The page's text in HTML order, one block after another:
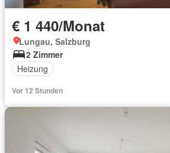
€ 1 440/Monat
Lungau, Salzburg
2 Zimmer
Heizung
Vor 12 Stunden